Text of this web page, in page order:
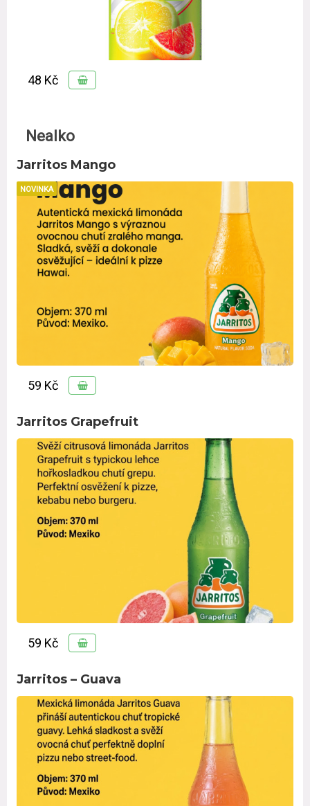
48 Kč
Nealko
Jarritos Mango
NOVINKA
59 Kč
Jarritos Grapefruit
59 Kč
Jarritos – Guava